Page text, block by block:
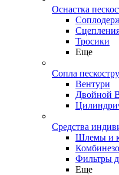
Оснастка
Тросики
Еще
Сопла
Вентури
Двойной
Средства
Шлемы и
Фильтры
Еще